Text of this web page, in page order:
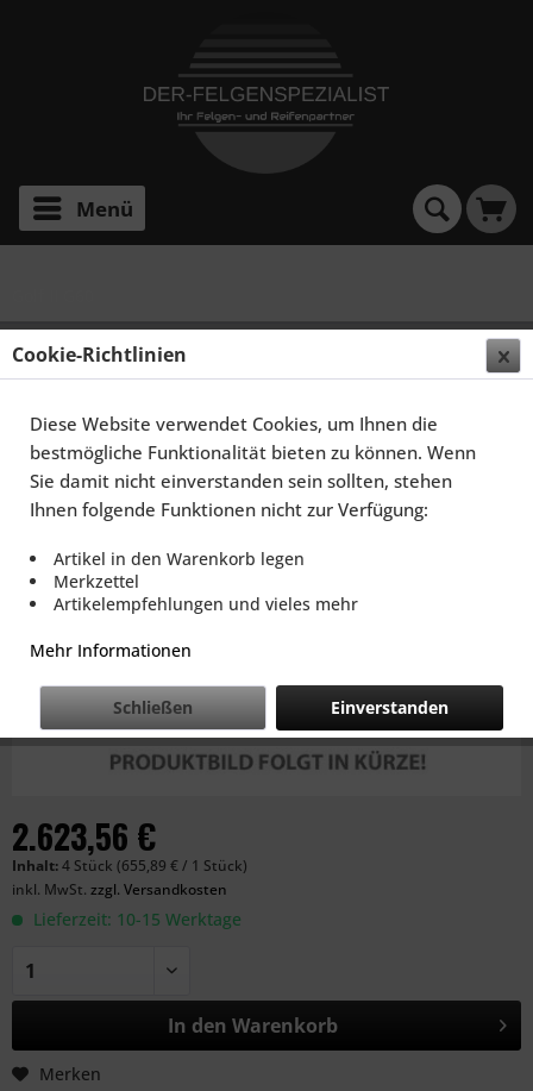
Menü
SCHMIDT FELGEN 16 ZOLL MODERN-LINE FÜR VW
GOLF II TYP 19E, SATINBLACK
2.623,56 €
Inhalt:4 Stück (655,89 € / 1 Stück)
inkl. MwSt. zzgl. Versandkosten
Lieferzeit: 10-15 Werktage
In den Warenkorb
Merken
Cookie-Richtlinien
Diese Website verwendet Cookies, um Ihnen die
bestmögliche Funktionalität bieten zu können. Wenn
Sie damit nicht einverstanden sein sollten, stehen
Ihnen folgende Funktionen nicht zur Verfügung:
Artikel in den Warenkorb legen
Merkzettel
Artikelempfehlungen und vieles mehr
Mehr Informationen
Einverstanden
Schließen